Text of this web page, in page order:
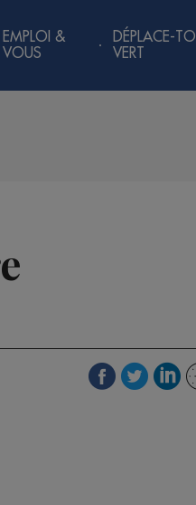
EMPLOI &
VOUS
DÉPLACE-TOI
VERT